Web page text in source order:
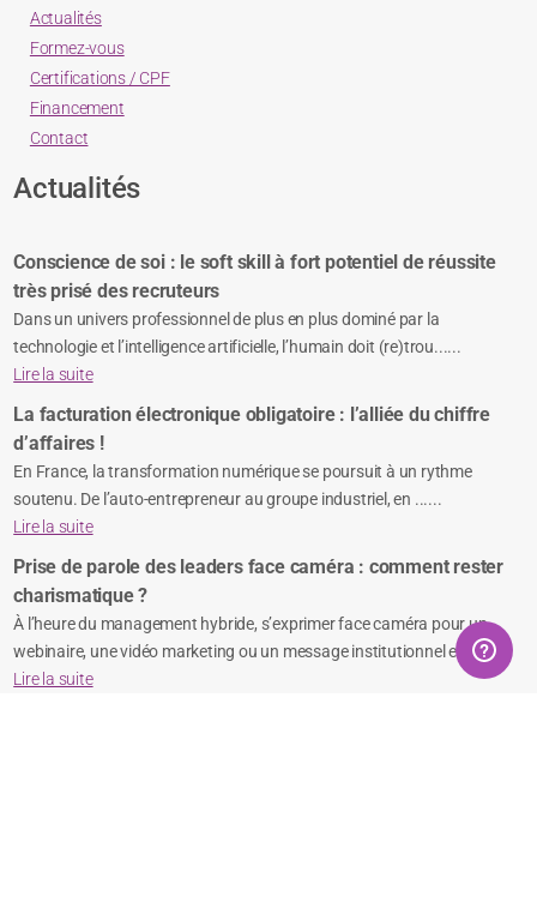
Actualités
Formez-vous
Certifications / CPF
Financement
Contact
Actualités
Conscience de soi : le soft skill à fort potentiel de réussite
très prisé des recruteurs
Dans un univers professionnel de plus en plus dominé par la
technologie et l’intelligence artificielle, l’humain doit (re)trou......
Lire la suite
La facturation électronique obligatoire : l’alliée du chiffre
d’affaires !
En France, la transformation numérique se poursuit à un rythme
soutenu. De l’auto-entrepreneur au groupe industriel, en ......
Lire la suite
Prise de parole des leaders face caméra : comment rester
charismatique ?
À l’heure du management hybride, s’exprimer face caméra pour un
webinaire, une vidéo marketing ou un message institutionnel es......
Lire la suite